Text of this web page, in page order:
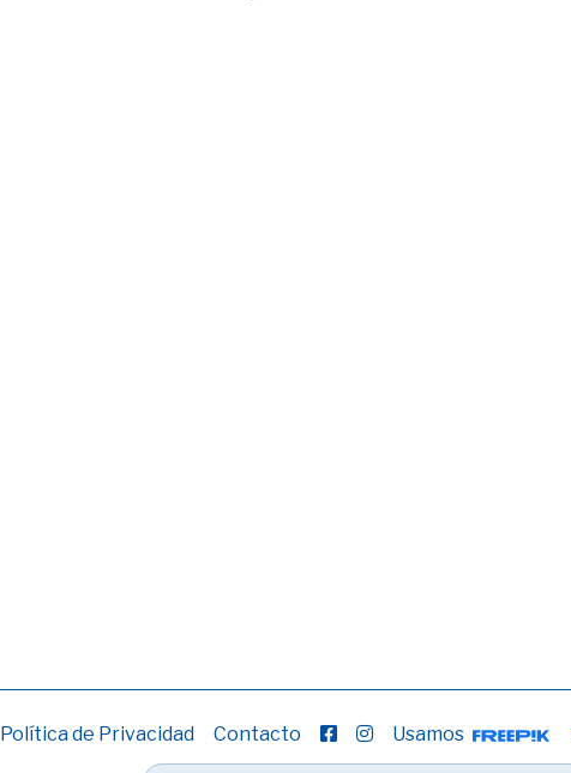
Política de Privacidad Contacto Usamos